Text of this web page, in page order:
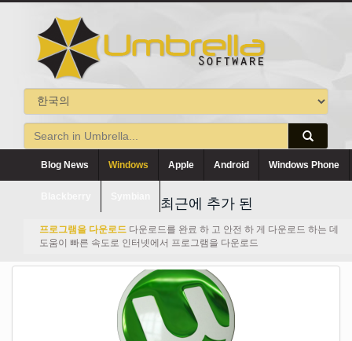
Blog News Windows Apple Android Windows Phone
최근에 추가 된
프로그램을 다운로드 다운로드를 완료 하 고 안전 하 게 다운로드 하는 데
도움이 빠른 속도로 인터넷에서 프로그램을 다운로드